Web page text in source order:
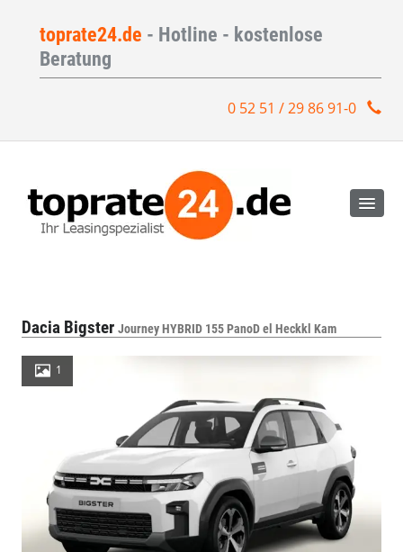
toprate24.de - Hotline - kostenlose
Beratung
0 52 51 / 29 86 91-0
Dacia Bigster Journey HYBRID 155 PanoD el Heckkl Kam
1